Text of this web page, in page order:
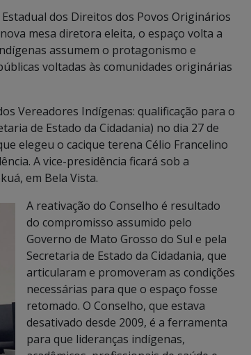
dos Direitos dos Povos Originários
mesa diretora eleita, o espaço volta a
assumem o protagonismo e
voltadas às comunidades originárias
Vereadores Indígenas: qualificação para o
de Estado da Cidadania) no dia 27 de
elegeu o cacique terena Célio Francelino
A vice-presidência ficará sob a
em Bela Vista.
A reativação do Conselho é resultado
do compromisso assumido pelo
Governo de Mato Grosso do Sul e pela
Secretaria de Estado da Cidadania, que
articularam e promoveram as condições
necessárias para que o espaço fosse
retomado. O Conselho, que estava
desativado desde 2009, é a ferramenta
para que lideranças indígenas,